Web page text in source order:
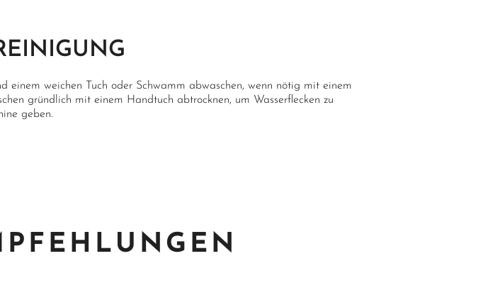
einem weichen Tuch oder Schwamm abwaschen, wenn nötig mit einem
gründlich mit einem Handtuch abtrocknen, um Wasserflecken zu
geben.